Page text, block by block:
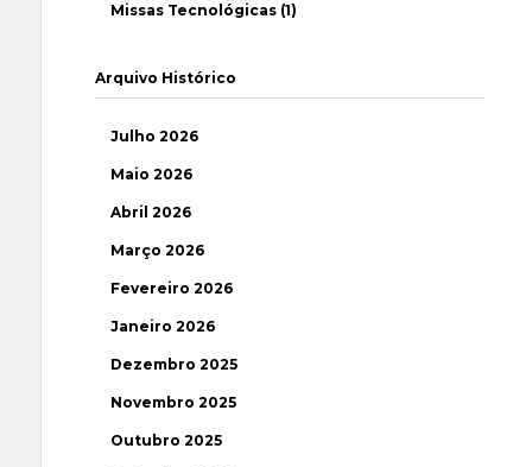
Missas Tecnológicas (1)
Arquivo Histórico
Julho 2026
Maio 2026
Abril 2026
Março 2026
Fevereiro 2026
Janeiro 2026
Dezembro 2025
Novembro 2025
Outubro 2025